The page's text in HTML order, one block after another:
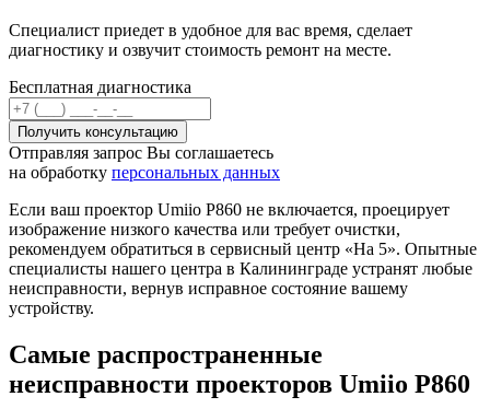
Специалист приедет в удобное для вас время, сделает
диагностику и озвучит стоимость ремонт на месте.
Бесплатная диагностика
Отправляя запрос Вы соглашаетесь
на обработку персональных данных
Если ваш проектор Umiio P860 не включается, проецирует
изображение низкого качества или требует очистки,
рекомендуем обратиться в сервисный центр «На 5». Опытные
специалисты нашего центра в Калининграде устранят любые
неисправности, вернув исправное состояние вашему
устройству.
Самые распространенные
неисправности проекторов Umiio P860